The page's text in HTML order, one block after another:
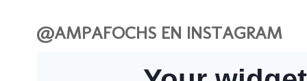
@AMPAFOCHS EN INSTAGRAM